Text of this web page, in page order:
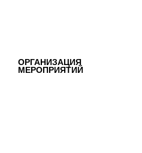
ОРГАНИЗАЦИЯ
МЕРОПРИЯТИЙ